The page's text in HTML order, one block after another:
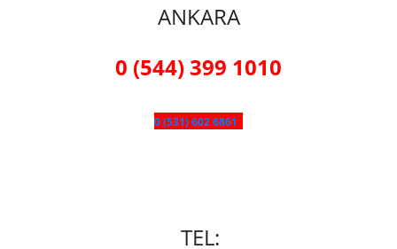
ANKARA
0 (544) 399 1010
0 (531) 602 6861
TEL: